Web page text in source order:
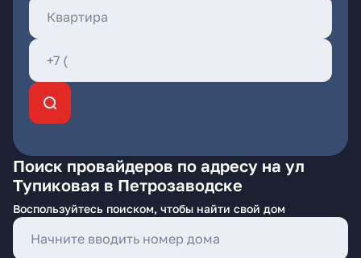
Поиск провайдеров по адресу на ул
Тупиковая в Петрозаводске
Воспользуйтесь поиском, чтобы найти свой дом